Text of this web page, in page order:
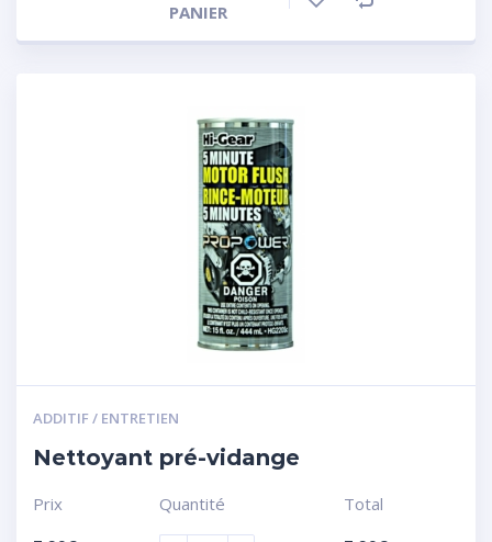
PANIER
ADDITIF / ENTRETIEN
Nettoyant pré-vidange
Prix
Quantité
Total